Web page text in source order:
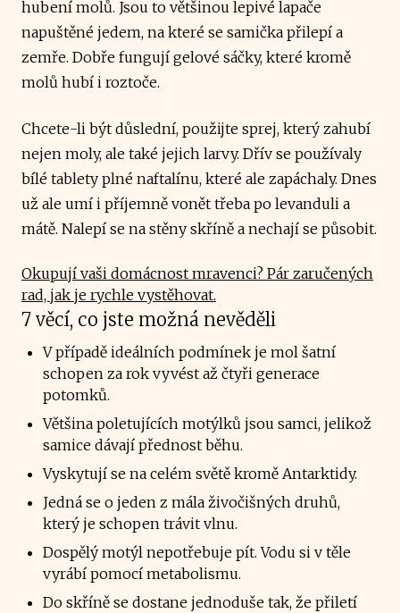
hubení molů. Jsou to většinou lepivé lapače
napuštěné jedem, na které se samička přilepí a
zemře. Dobře fungují gelové sáčky, které kromě
molů hubí i roztoče.
Chcete-li být důslední, použijte sprej, který zahubí
nejen moly, ale také jejich larvy. Dřív se používaly
bílé tablety plné naftalínu, které ale zapáchaly. Dnes
už ale umí i příjemně vonět třeba po levanduli a
mátě. Nalepí se na stěny skříně a nechají se působit.
Okupují vaši domácnost mravenci? Pár zaručených
rad, jak je rychle vystěhovat.
7 věcí, co jste možná nevěděli
V případě ideálních podmínek je mol šatní
schopen za rok vyvést až čtyři generace
potomků.
Většina poletujících motýlků jsou samci, jelikož
samice dávají přednost běhu.
Vyskytují se na celém světě kromě Antarktidy.
Jedná se o jeden z mála živočišných druhů,
který je schopen trávit vlnu.
Dospělý motýl nepotřebuje pít. Vodu si v těle
vyrábí pomocí metabolismu.
Do skříně se dostane jednoduše tak, že přiletí